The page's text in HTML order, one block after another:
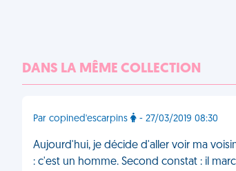
DANS LA MÊME COLLECTION
Par copined'escarpins - 27/03/2019 08:30
Aujourd'hui, je décide d'aller voir ma
: c'est un homme. Second constat : il